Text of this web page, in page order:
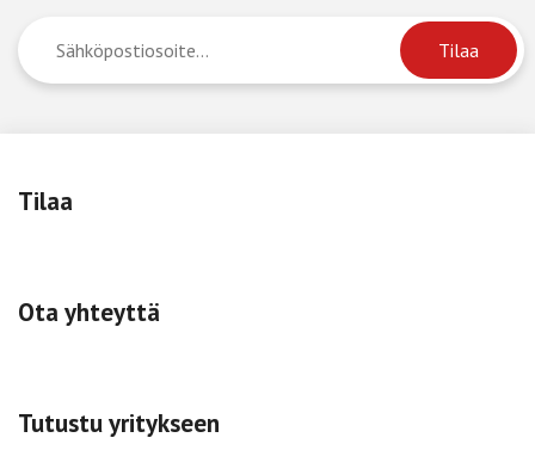
Tilaa
Ota yhteyttä
Tutustu yritykseen